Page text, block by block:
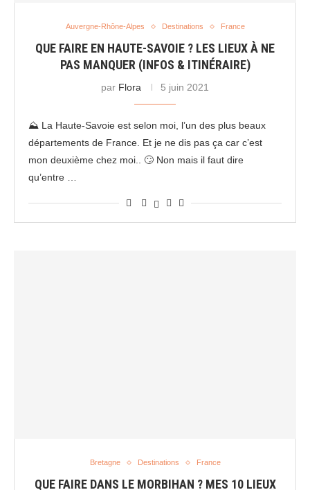
Auvergne-Rhône-Alpes Destinations France
QUE FAIRE EN HAUTE-SAVOIE ? LES LIEUX À NE
PAS MANQUER (INFOS & ITINÉRAIRE)
par Flora 5 juin 2021
⛰ La Haute-Savoie est selon moi, l’un des plus beaux
départements de France. Et je ne dis pas ça car c’est
mon deuxième chez moi.. 🙄 Non mais il faut dire
qu’entre …
Bretagne Destinations France
QUE FAIRE DANS LE MORBIHAN ? MES 10 LIEUX